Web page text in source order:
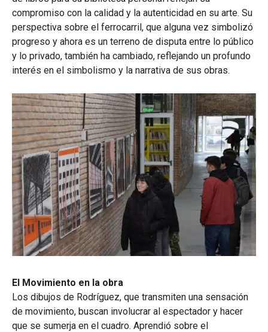
compromiso con la calidad y la autenticidad en su arte. Su
perspectiva sobre el ferrocarril, que alguna vez simbolizó
progreso y ahora es un terreno de disputa entre lo público
y lo privado, también ha cambiado, reflejando un profundo
interés en el simbolismo y la narrativa de sus obras.
El Movimiento en la obra
Los dibujos de Rodríguez, que transmiten una sensación
de movimiento, buscan involucrar al espectador y hacer
que se sumerja en el cuadro. Aprendió sobre el